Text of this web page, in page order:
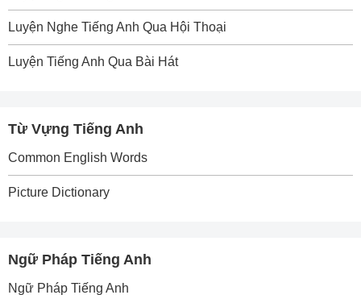
Luyện Nghe Tiếng Anh Qua Hội Thoại
Luyện Tiếng Anh Qua Bài Hát
Từ Vựng Tiếng Anh
Common English Words
Picture Dictionary
Ngữ Pháp Tiếng Anh
Ngữ Pháp Tiếng Anh